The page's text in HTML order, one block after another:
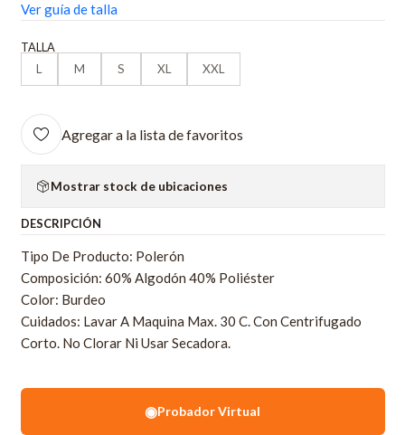
Ver guía de talla
TALLA
L
M S XL XXL
Agregar a la lista de favoritos
Mostrar stock de ubicaciones
DESCRIPCIÓN
Tipo De Producto: Polerón
Composición: 60% Algodón 40% Poliéster
Color: Burdeo
Cuidados: Lavar A Maquina Max. 30 C. Con Centrifugado
Corto. No Clorar Ni Usar Secadora.
◉Probador Virtual